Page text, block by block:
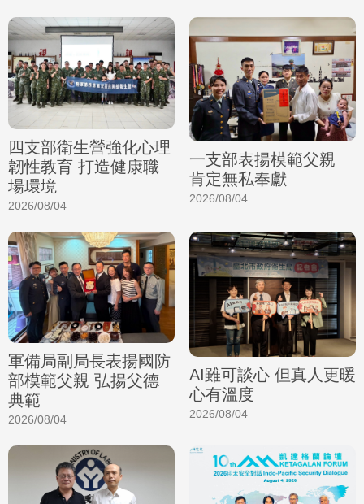
四支部衛生營強化心理
韌性教育 打造健康職
場環境
2026/08/04
一支部表揚模範父親
肯定無私奉獻
2026/08/04
軍備局副局長表揚國防
部模範父親 弘揚父德
典範
2026/08/04
AI雖可談心 但真人更暖
心有溫度
2026/08/04